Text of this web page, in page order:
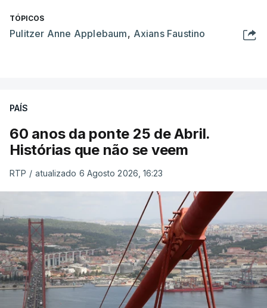
TÓPICOS
Pulitzer Anne Applebaum, Axians Faustino
PAÍS
60 anos da ponte 25 de Abril.
Histórias que não se veem
RTP / atualizado 6 Agosto 2026, 16:23